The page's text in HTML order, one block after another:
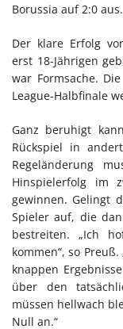
Borussia auf 2:0 aus.
Der klare Erfolg
erst 18-Jährigen
war Formsache.
League-Halbfinale
Ganz beruhigt
Rückspiel in
Regeländerung
Hinspielerfolg im
gewinnen. Gelingt
Spieler auf, die
bestreiten. „Ich
kommen“, so
knappen
über den
müssen hellwach
Null an.“